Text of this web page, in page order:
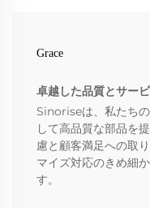
Grace
卓越した品質とサー
Sinoriseは、私たち
して高品質な部品を
慮と顧客満足への取
マイズ対応のきめ細
す。